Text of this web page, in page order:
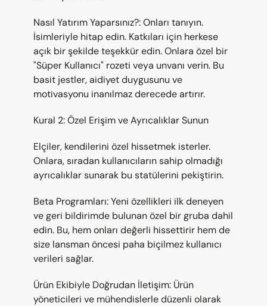
Nasıl Yatırım Yaparsınız?: Onları tanıyın.
İsimleriyle hitap edin. Katkıları için herkese
açık bir şekilde teşekkür edin. Onlara özel bir
"Süper Kullanıcı" rozeti veya unvanı verin. Bu
basit jestler, aidiyet duygusunu ve
motivasyonu inanılmaz derecede artırır.
Kural 2: Özel Erişim ve Ayrıcalıklar Sunun
Elçiler, kendilerini özel hissetmek isterler.
Onlara, sıradan kullanıcıların sahip olmadığı
ayrıcalıklar sunarak bu statülerini pekiştirin.
Beta Programları: Yeni özellikleri ilk deneyen
ve geri bildirimde bulunan özel bir gruba dahil
edin. Bu, hem onları değerli hissettirir hem de
size lansman öncesi paha biçilmez kullanıcı
verileri sağlar.
Ürün Ekibiyle Doğrudan İletişim: Ürün
yöneticileri ve mühendislerle düzenli olarak